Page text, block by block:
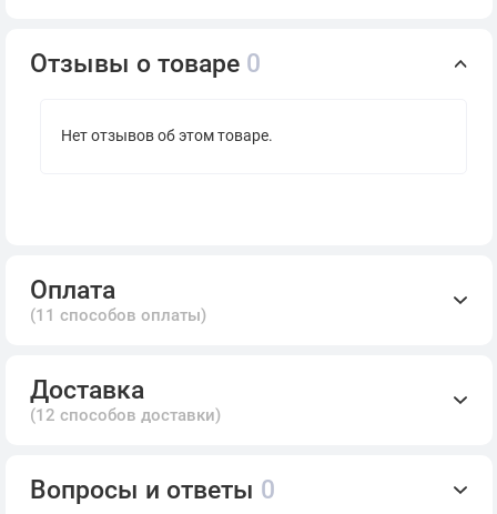
Отзывы о товаре 0
Нет отзывов об этом товаре.
Оплата
(11 способов оплаты)
Доставка
(12 способов доставки)
Вопросы и ответы 0